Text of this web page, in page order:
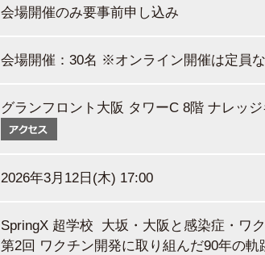
会場開催のみ要事前申し込み
会場開催：30名 ※オンライン開催は定員
グランフロント大阪 タワーC 8階 ナレッ
2026年3月12日(木) 17:00
SpringX 超学校 大坂・大阪と感染症・ワ
第2回 ワクチン開発に取り組んだ90年の